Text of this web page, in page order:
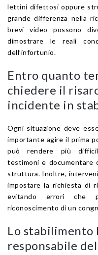
lettini difettosi oppure
grande differenza nella
brevi video possono
dimostrare le reali
dell’infortunio.
Entro quanto
chiedere il
incidente in
Ogni situazione deve
importante agire il prima
può rendere più
testimoni e documentare
struttura. Inoltre,
impostare la richiesta di
evitando errori che
riconoscimento di un
Lo stabilimento
responsabile